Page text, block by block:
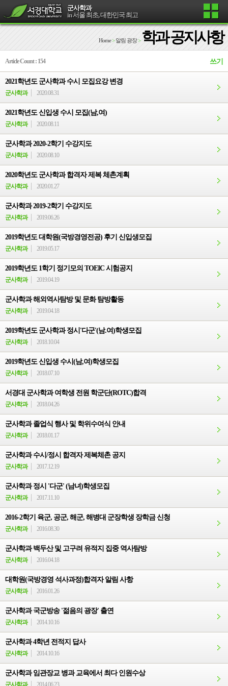
군사학과
in 서울 최초, 대한민국 최고
Home> 알림 광장> 학과 공지사항
Article Count : 154 쓰기
2021학년도 군사학과 수시 모집요강 변경
군사학과 2020.08.31
2021학년도 신입생 수시 모집(남,여)
군사학과 2020.08.11
군사학과 2020-2학기 수강지도
군사학과 2020.08.10
2020학년도 군사학과 합격자 제복 체촌계획
군사학과 2020.01.27
군사학과 2019-2학기 수강지도
군사학과 2019.06.26
2019학년도 대학원(국방경영전공) 후기 신입생모집
군사학과 2019.05.17
2019학년도 1학기 정기모의 TOEIC 시험공지
군사학과 2019.04.19
군사학과 해외역사탐방 및 문화 탐방활동
군사학과 2019.04.18
2019학년도 군사학과 정시'다군'(남.여)학생모집
군사학과 2018.10.04
2019학년도 신입생 수시(남,여)학생모집
군사학과 2018.07.10
서경대 군사학과 여학생 전원 학군단(ROTC)합격
군사학과 2018.04.26
군사학과 졸업식 행사 및 학위수여식 안내
군사학과 2018.01.17
군사학과 수시/정시 합격자 제복체촌 공지
군사학과 2017.12.19
군사학과 정시 '다군' (남녀)학생모집
군사학과 2017.11.10
2016-2학기 육군, 공군, 해군, 해병대 군장학생 장학금 신청
군사학과 2016.08.30
군사학과 백두산 및 고구려 유적지 집중 역사탐방
군사학과 2016.04.18
대학원(국방경영 석사과정)합격자 알림 사항
군사학과 2016.01.26
군사학과 국군방송 '젊음의 광장' 출연
군사학과 2014.10.16
군사학과 4학년 전적지 답사
군사학과 2014.10.16
군사학과 임관장교 병과 교육에서 최다 인원수상
군사학과 2014.06.23